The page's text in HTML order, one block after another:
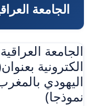
الجامعة
الجامعة
الكترونية
اليهودي
نموذجا)